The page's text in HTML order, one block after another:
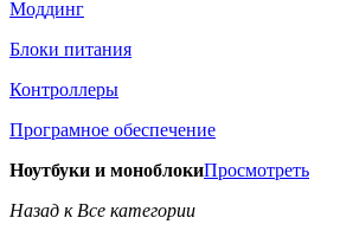
Моддинг
Блоки питания
Контроллеры
Програмное обеспечение
Ноутбуки и моноблокиПросмотреть
Назад к Все категории